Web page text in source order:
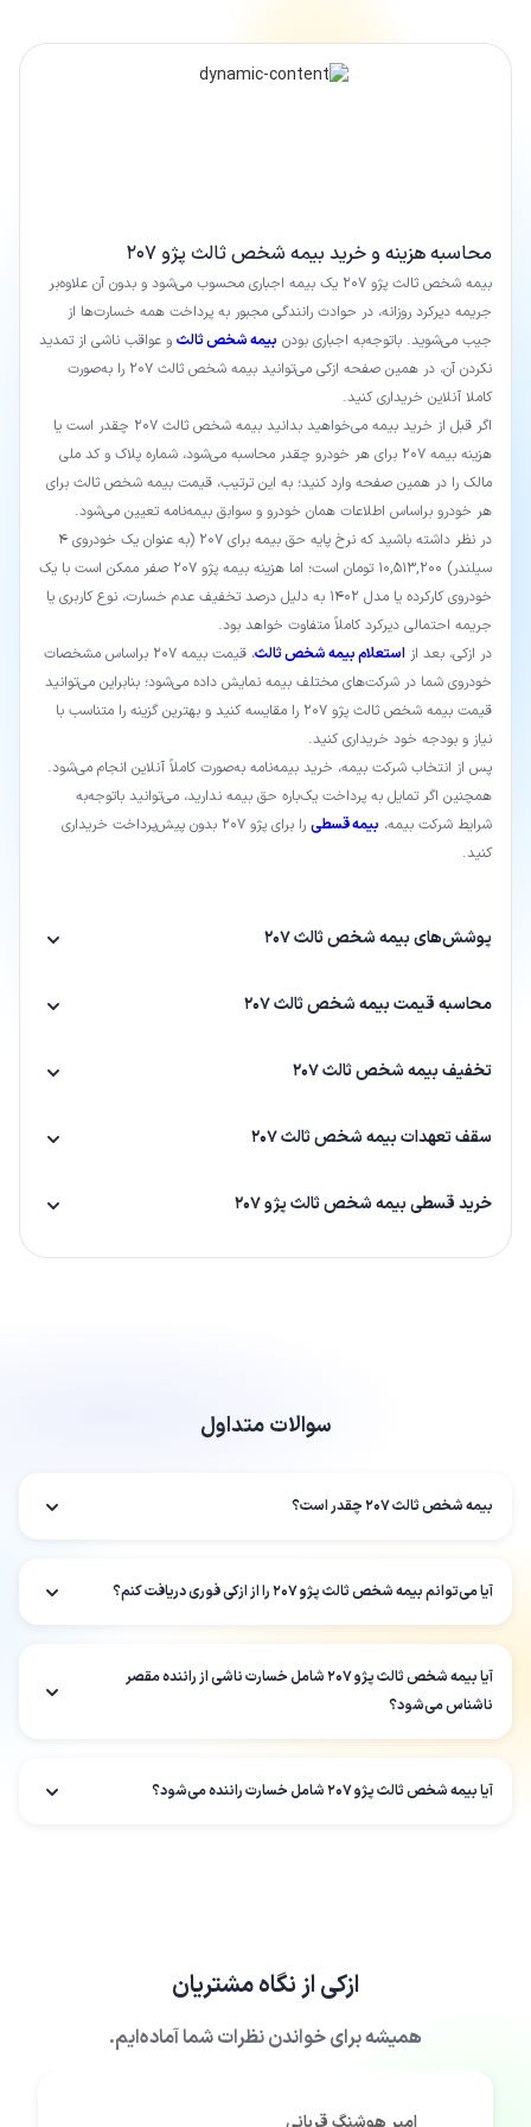
محاسبه هزینه و خرید بیمه شخص ثالث پژو ۲۰۷
بیمه شخص ثالث پژو ۲۰۷ یک بیمه اجباری محسوب می‌شود و بدون آن علاوه‌بر
جریمه دیرکرد روزانه، در حوادث رانندگی مجبور به پرداخت همه خسارت‌ها از
جیب می‌شوید. باتوجه‌به اجباری بودن بیمه شخص ثالث و عواقب ناشی از تمدید
نکردن آن، در همین صفحه ازکی می‌توانید بیمه شخص ثالث ۲۰۷ را به‌صورت
کاملا آنلاین خریداری کنید.
اگر قبل از خرید بیمه می‌خواهید بدانید بیمه شخص ثالث ۲۰۷ چقدر است یا
هزینه بیمه ۲۰۷ برای هر خودرو چقدر محاسبه می‌شود، شماره پلاک و کد ملی
مالک را در همین صفحه وارد کنید؛ به این ترتیب، قیمت بیمه شخص ثالث برای
هر خودرو براساس اطلاعات همان خودرو و سوابق بیمه‌نامه تعیین می‌شود.
در نظر داشته باشید که نرخ پایه حق بیمه برای ۲۰۷ (به عنوان یک خودروی ۴
سیلندر) 10,513,200 تومان است؛ اما هزینه بیمه پژو ۲۰۷ صفر ممکن است با یک
خودروی کارکرده یا مدل ۱۴۰۲ به دلیل درصد تخفیف عدم خسارت، نوع کاربری یا
جریمه احتمالی دیرکرد کاملاً متفاوت خواهد بود.
در ازکی، بعد از استعلام بیمه شخص ثالث
، قیمت بیمه ۲۰۷ براساس مشخصات
خودروی شما در شرکت‌های مختلف بیمه نمایش داده می‌شود؛ بنابراین می‌توانید
قیمت بیمه شخص ثالث پژو 207 را مقایسه کنید و بهترین گزینه را متناسب با
نیاز و بودجه خود خریداری کنید.
پس از انتخاب شرکت بیمه، خرید بیمه‌نامه به‌صورت کاملاً آنلاین انجام می‌شود.
همچنین اگر تمایل به پرداخت یک‌باره حق بیمه ندارید، می‌توانید باتوجه‌به
شرایط شرکت بیمه، بیمه قسطی
را برای پژو 207 بدون پیش‌پرداخت خریداری
کنید.
پوشش‌های بیمه شخص ثالث ۲۰۷
محاسبه قیمت بیمه شخص ثالث ۲۰۷
تخفیف بیمه شخص ثالث ۲۰۷
سقف تعهدات بیمه شخص ثالث ۲۰۷
خرید قسطی بیمه شخص ثالث پژو ۲۰۷
سوالات متداول
بیمه شخص ثالث ۲۰۷ چقدر است؟
آیا می‌توانم بیمه شخص ثالث پژو ۲۰۷ را از ازکی فوری دریافت کنم؟
آیا بیمه شخص ثالث پژو ۲۰۷ شامل خسارت ناشی از راننده مقصر
ناشناس می‌شود؟
آیا بیمه شخص ثالث پژو ۲۰۷ شامل خسارت راننده می‌شود؟
ازکی از نگاه مشتریان
همیشه برای خواندن نظرات شما آماده‌ایم.